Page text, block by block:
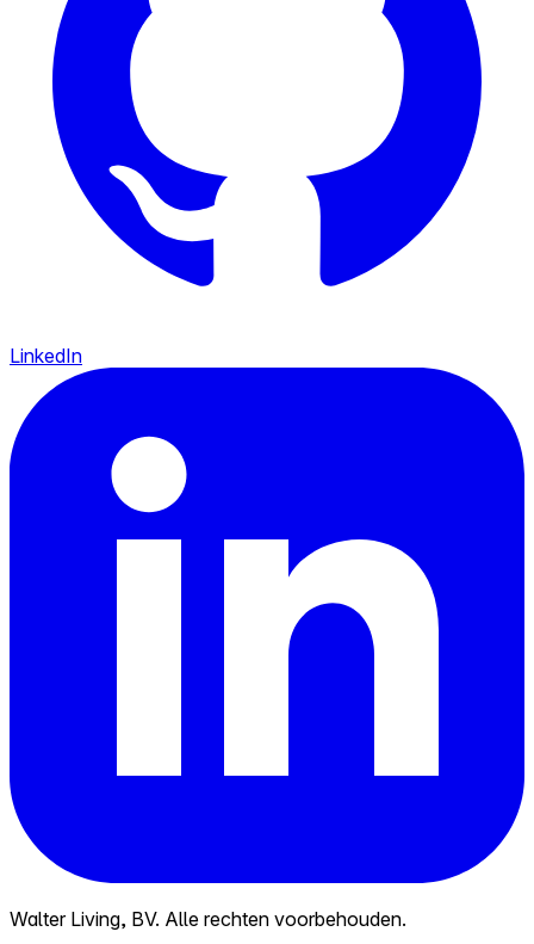
LinkedIn
Walter Living, BV. Alle rechten voorbehouden.